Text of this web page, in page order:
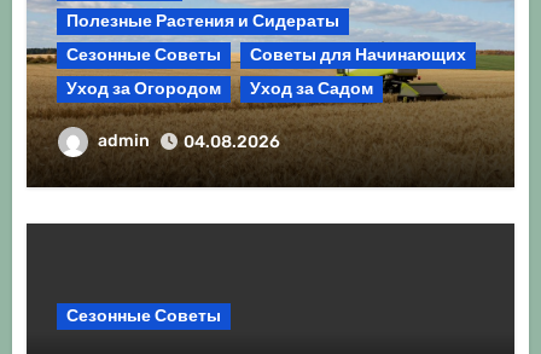
Полезные Растения и Сидераты
Сезонные Советы
Советы для Начинающих
Уход за Огородом
Уход за Садом
Агрокультура України осінь 2026:
Комплексний гід для успішного сезону
admin 04.08.2026
Сезонные Советы